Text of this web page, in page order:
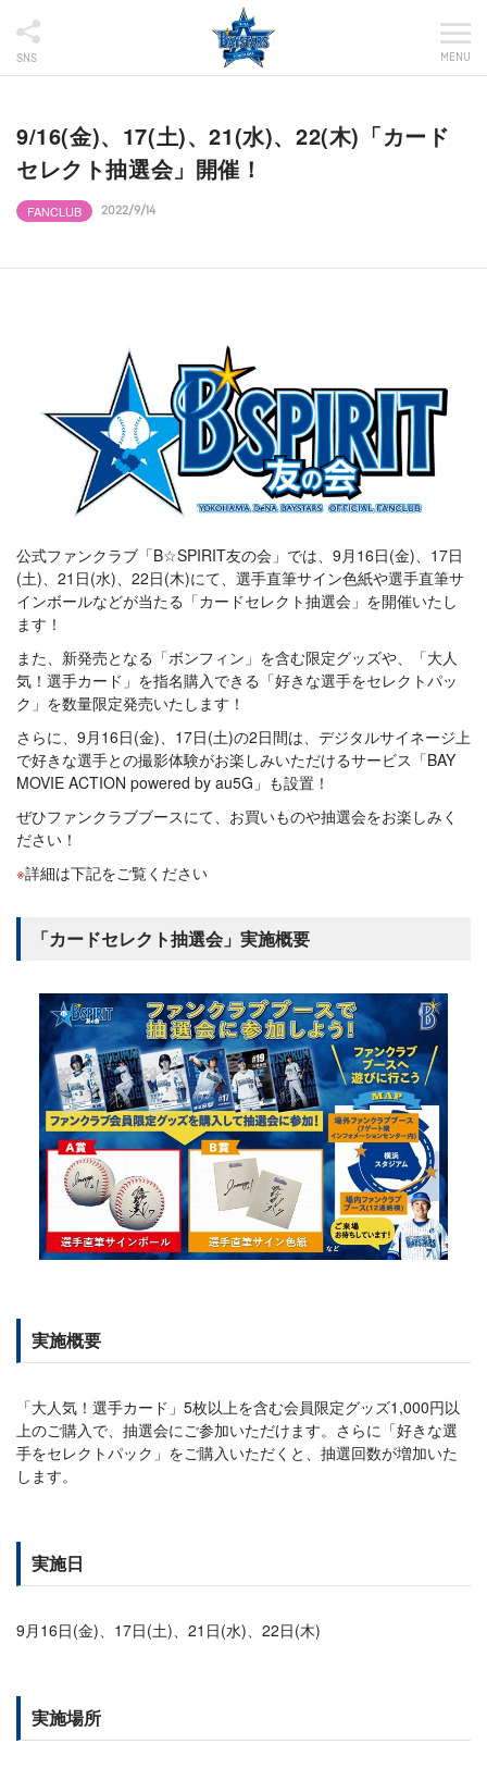
SNS MENU
9/16(金)、17(土)、21(水)、22(木)「カード
セレクト抽選会」開催！
FANCLUB 2022/9/14
公式ファンクラブ「B☆SPIRIT友の会」では、9月16日(金)、17日
(土)、21日(水)、22日(木)にて、選手直筆サイン色紙や選手直筆サ
インボールなどが当たる「カードセレクト抽選会」を開催いたし
ます！
また、新発売となる「ボンフィン」を含む限定グッズや、「大人
気！選手カード」を指名購入できる「好きな選手をセレクトパッ
ク」を数量限定発売いたします！
さらに、9月16日(金)、17日(土)の2日間は、デジタルサイネージ上
で好きな選手との撮影体験がお楽しみいただけるサービス「BAY
MOVIE ACTION powered by au5G」も設置！
ぜひファンクラブブースにて、お買いものや抽選会をお楽しみく
ださい！
詳細は下記をご覧ください
「カードセレクト抽選会」実施概要
実施概要
「大人気！選手カード」5枚以上を含む会員限定グッズ1,000円以
上のご購入で、抽選会にご参加いただけます。さらに「好きな選
手をセレクトパック」をご購入いただくと、抽選回数が増加いた
します。
実施日
9月16日(金)、17日(土)、21日(水)、22日(木)
実施場所